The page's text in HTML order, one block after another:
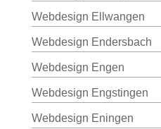
Webdesign Ellwangen
Webdesign Endersbach
Webdesign Engen
Webdesign Engstingen
Webdesign Eningen